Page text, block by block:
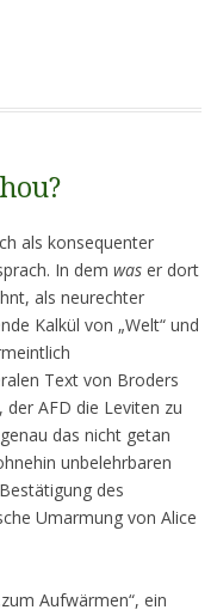
als konsequenter
In dem waser dort
als neurechter
Kalkül von „Welt“ und
Text von Broders
der AFD die Leviten zu
das nicht getan
unbelehrbaren
des
Umarmung von Alice
Aufwärmen“, ein